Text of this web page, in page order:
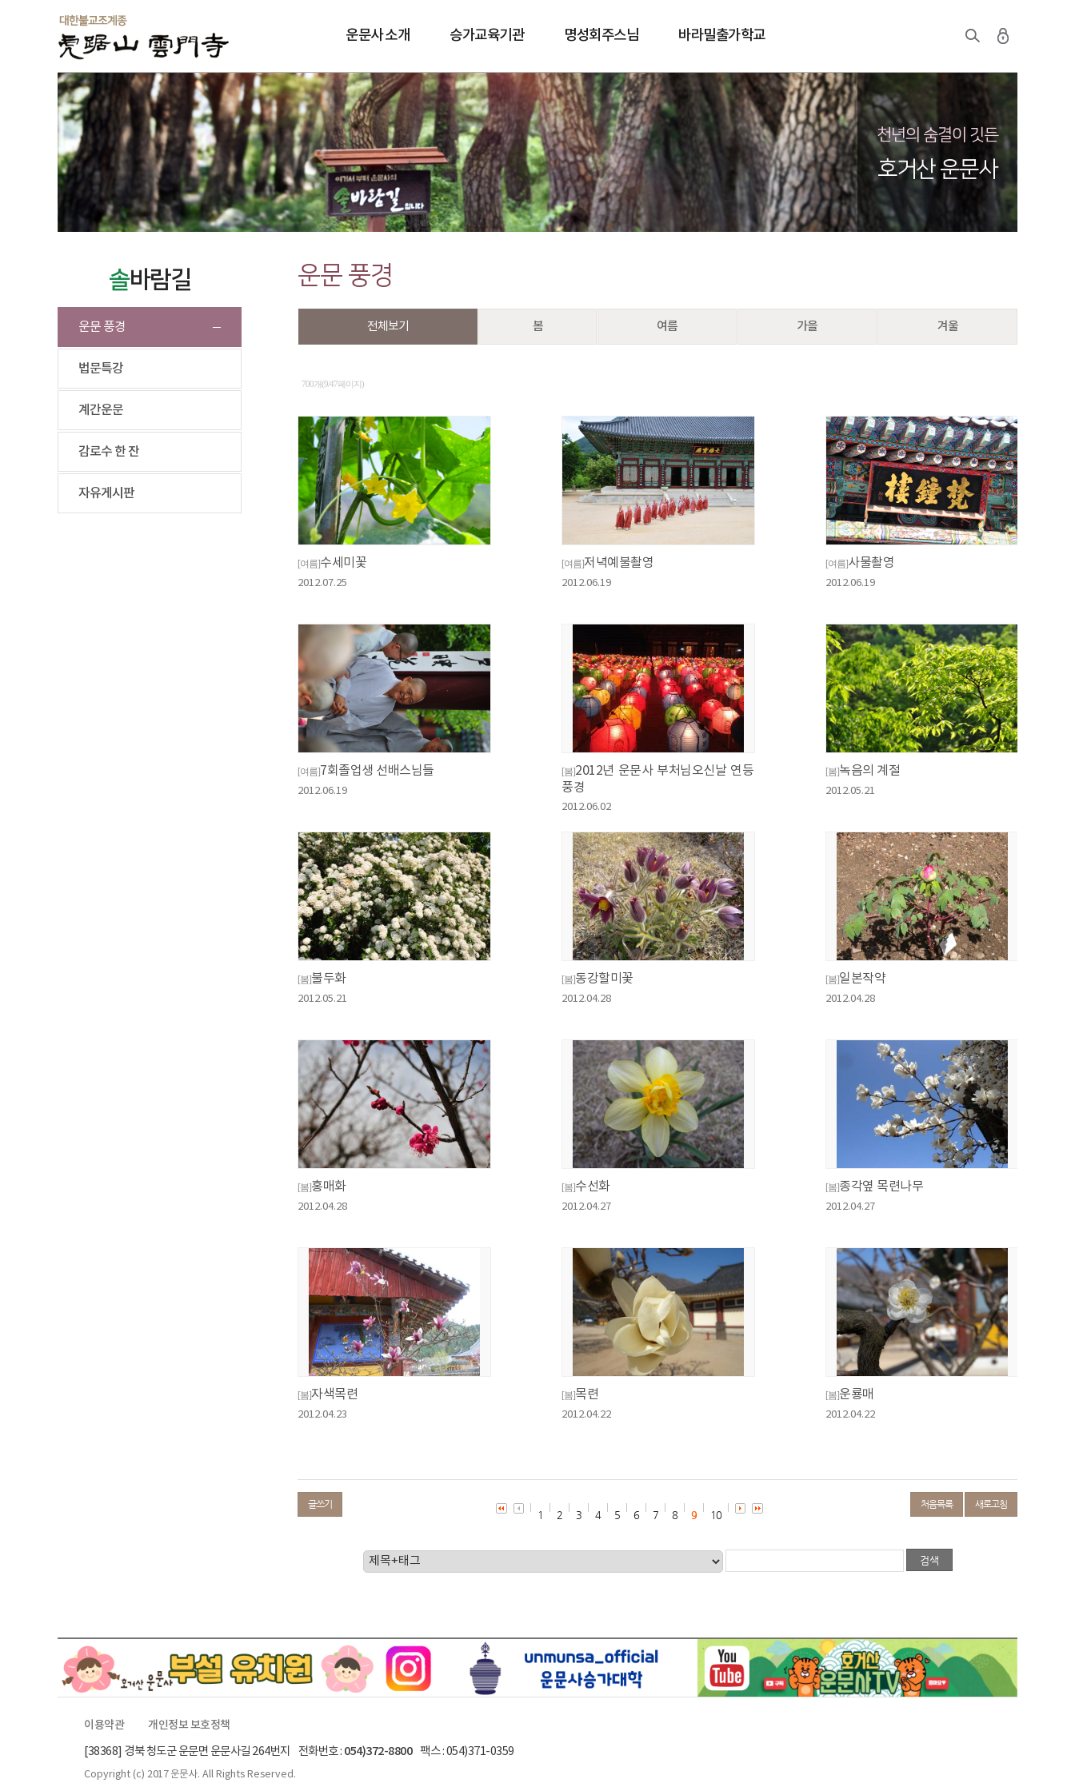
운문사 소개 승가교육기관 명성회주스님 바라밀출가학교
솔바람길
천년의 숨결이 깃든
호거산 운문사
솔바람길
운문 풍경
법문특강
계간운문
감로수 한 잔
자유게시판
운문 풍경
전체보기 봄 여름 가을 겨울
700개(9/47페이지)
[여름]수세미꽃
2012.07.25
[여름]저녁예불촬영
2012.06.19
[여름]사물촬영
2012.06.19
[여름]7회졸업생 선배스님들
2012.06.19
[봄]2012년 운문사 부처님오신날 연등
풍경
2012.06.02
[봄]녹음의 계절
2012.05.21
[봄]불두화
2012.05.21
[봄]동강할미꽃
2012.04.28
[봄]일본작약
2012.04.28
[봄]홍매화
2012.04.28
[봄]수선화
2012.04.27
[봄]종각옆 목련나무
2012.04.27
[봄]자색목련
2012.04.23
[봄]목련
2012.04.22
[봄]운룡매
2012.04.22
글쓰기 처음목록 새로고침
1 2 3 4 5 6 7 8 9 10
이용약관
개인정보 보호정책
[38368] 경북 청도군 운문면 운문사길 264번지 전화번호 : 054)372-8800팩스 : 054)371-0359
Copyright (c) 2017 운문사. All Rights Reserved.